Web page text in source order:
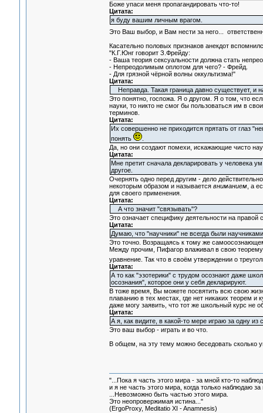
Боже упаси меня пропагандировать что-то!
Цитата:
я буду вашим личным врагом.
Это Ваш выбор, и Вам нести за него...
Касательно половых признаков анекдот
"К.Г.Юнг говорит З.Фрейду:
- Ваша теория сексуальности должна стать
- Непреодолимым оплотом для чего? - Фрейд.
- Для грязной чёрной волны оккультизма!"
Цитата:
Неправда. Такая граница давно существует, и
Это понятно, госпожа. Я о другом. Я о том, что
науки, то никто не смог бы пользоваться им в
терминов.
Цитата:
Их совершенно не приходится прятать от глаз
понять
.
Да, но они создают помехи, искажающие чисто
Цитата:
Мне претит сначала декларировать у человека
другое.
Очернять одно перед другим - дело
некоторым образом и называется вниманием, а
для своего применения.
Цитата:
А что значит "связывать"?
Это означает специфику деятельности на правой
Цитата:
Думаю, что "научники" не всегда были
Это точно. Возращаясь к тому же
Между прочим, Пифагор влаживал в свою
уравнение. Так что в своём утверждении о
Цитата:
А то как "эзотерики" с трудом осознают даже
осознания", которое они у себя декларируют.
В тоже время, Вы можете посвятить всю свою
плаванию в тех местах, где нет никаких теорем
даже могу заявить, что тот же школьный курс не
Цитата:
А я, как видите, в какой-то мере играю за одну из
Это ваш выбор - играть и во что.
В общем, на эту тему можно беседовать сколько
"...Пока я часть этого мира - за мной кто-то
и я не часть этого мира, когда только наблюдаю
...Невозможно быть частью этого мира.
Это неопровержимая истина..."
(ErgoProxy, Meditatio XI - Anamnesis)